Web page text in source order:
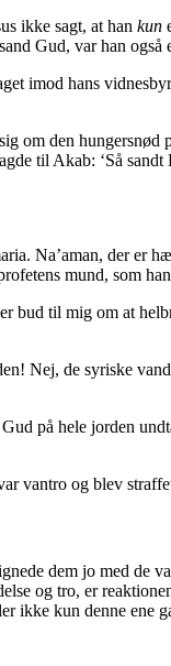
ikke sagt, at han kun
sand Gud, var han også
imod hans
om den hungersnød
til Akab: ‘Så sandt
Na’aman, der er
mund, som
bud til mig om at
Nej, de syriske
på hele jorden
vantro og blev
dem jo med de
og tro, er
ikke kun denne ene